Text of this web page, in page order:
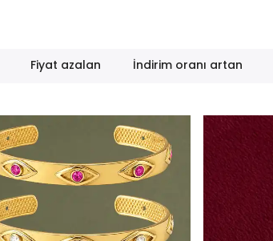
Fiyat azalan İndirim oranı artan